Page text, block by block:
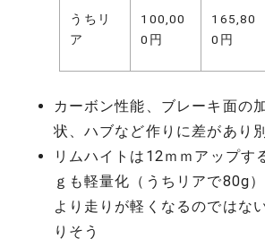
うちリ
ア
100,00
0円
165,80
0円
カーボン性能、ブレーキ面の
状、ハブなど作りに差があり
リムハイトは12ｍｍアップす
ｇも軽量化（うちリアで80g
より走りが軽くなるのではな
りそう